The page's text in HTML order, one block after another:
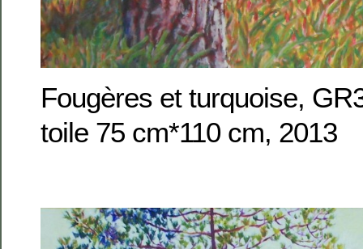
Fougères et turquoise,
toile 75 cm*110 cm, 2013